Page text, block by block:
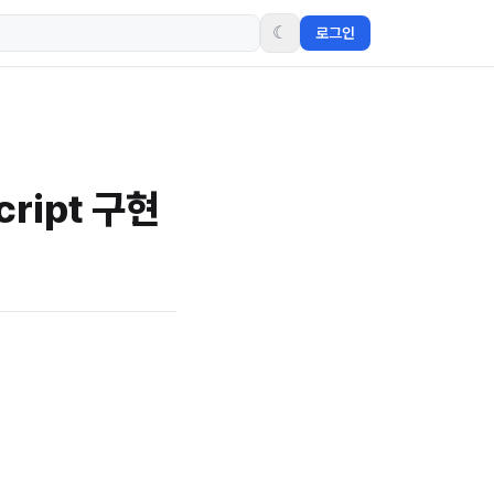
☾ 로그인
구현